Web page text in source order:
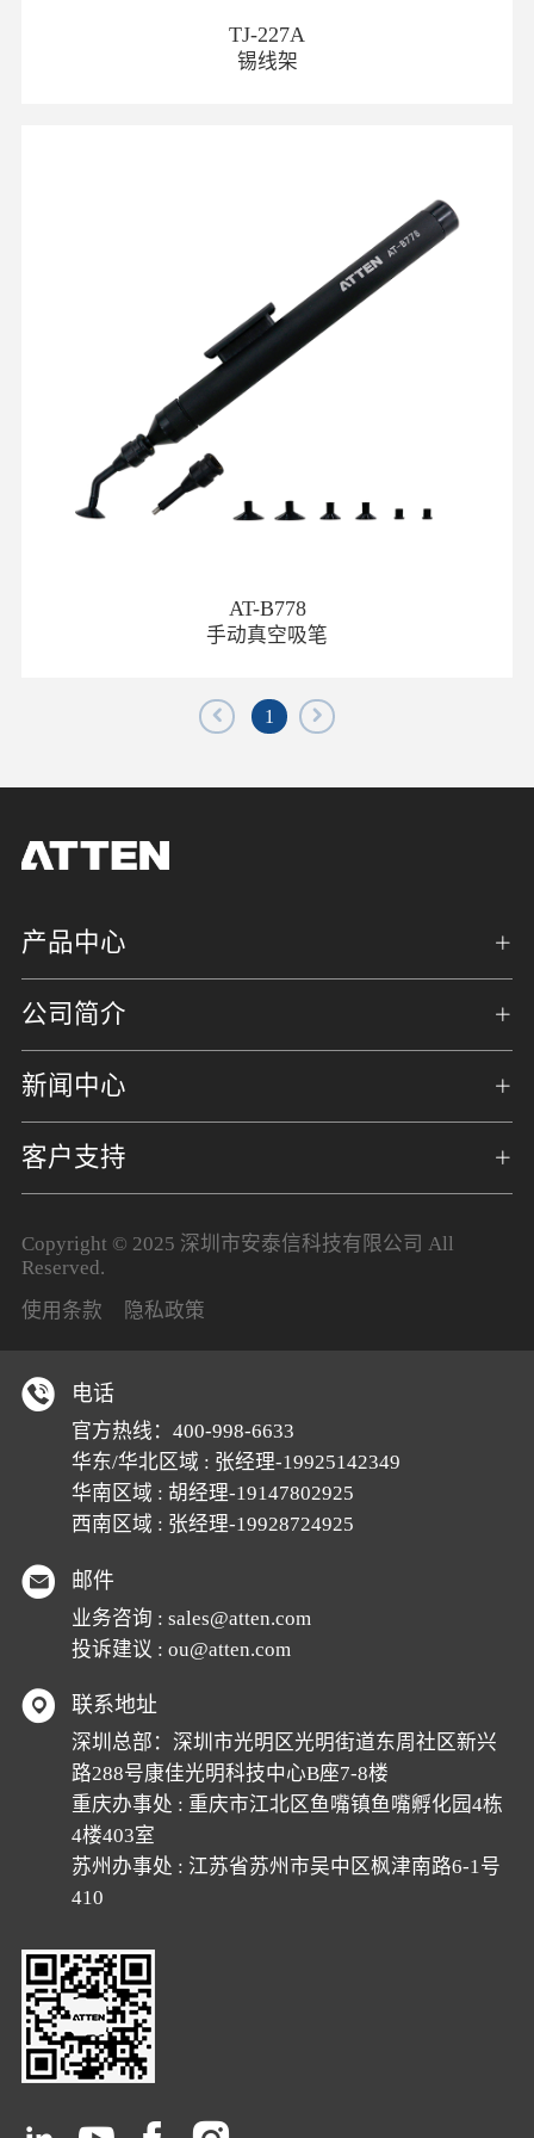
TJ-227A
锡线架
AT-B778
手动真空吸笔
1
产品中心
公司简介
新闻中心
客户支持
Copyright © 2025 深圳市安泰信科技有限公司 All
Reserved.
使用条款
隐私政策
电话
官方热线： 400-998-6633
华东/华北区域 : 张经理-19925142349
华南区域 : 胡经理-19147802925
西南区域 : 张经理-19928724925
邮件
业务咨询 : sales@atten.com
投诉建议 : ou@atten.com
联系地址
深圳总部：深圳市光明区光明街道东周社区新兴
路288号康佳光明科技中心B座7-8楼
重庆办事处 : 重庆市江北区鱼嘴镇鱼嘴孵化园4栋
4楼403室
苏州办事处 : 江苏省苏州市吴中区枫津南路6-1号
410